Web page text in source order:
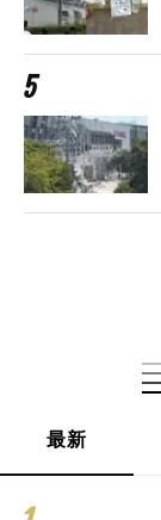
最新